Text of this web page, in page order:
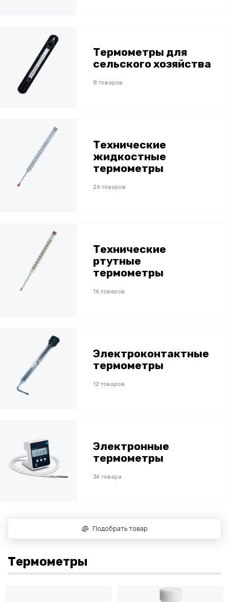
Термометры для
сельского хозяйства
8 товаров
Технические
жидкостные
термометры
26 товаров
Технические
ртутные
термометры
16 товаров
Электроконтактные
термометры
12 товаров
Электронные
термометры
34 товара
Подобрать товар
Термометры